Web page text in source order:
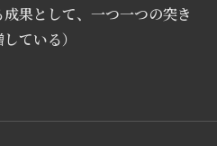
果として、一つ一つの突き
ている）